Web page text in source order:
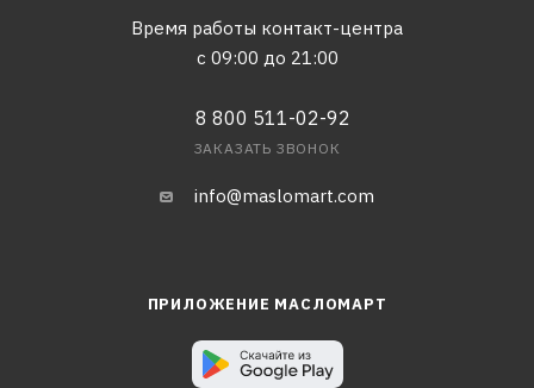
Время работы контакт-центра
с 09:00 до 21:00
8 800 511-02-92
ЗАКАЗАТЬ ЗВОНОК
info@maslomart.com
ПРИЛОЖЕНИЕ МАСЛОМАРТ